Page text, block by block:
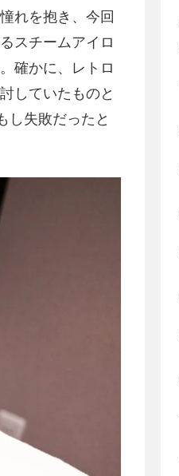
れを抱き、今回
スチームアイロ
確かに、レトロ
していたものと
し失敗だったと